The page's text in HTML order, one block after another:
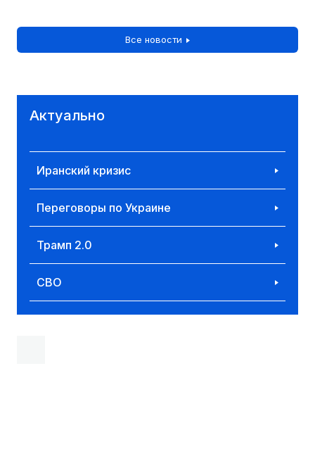
Все новости
Актуально
Иранский кризис
Переговоры по Украине
Трамп 2.0
СВО